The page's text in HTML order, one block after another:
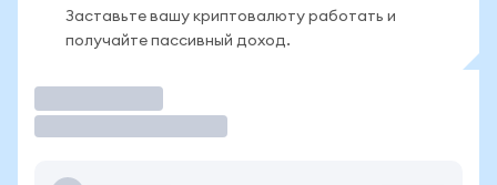
Заставьте вашу криптовалюту работать и
получайте пассивный доход.